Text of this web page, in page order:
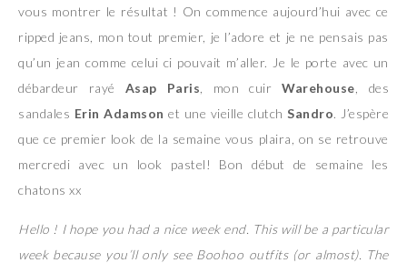
vous montrer le résultat ! On commence aujourd’hui avec ce
ripped jeans, mon tout premier, je l’adore et je ne pensais pas
qu’un jean comme celui ci pouvait m’aller. Je le porte avec un
débardeur rayé Asap Paris , mon cuirWarehouse , des
sandales Erin Adamson et une vieille clutch Sandro. J’espère
que ce premier look de la semaine vous plaira, on se retrouve
mercredi avec un look pastel! Bon début de semaine les
chatons xx
Hello ! I hope you had a nice week end. This will be a particular
week because you’ll only see Boohoo outfits (or almost). The